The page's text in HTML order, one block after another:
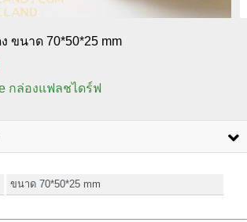
ขนาด 70*50*25 mm
กล่องแฟลชไดร์ฟ
ขนาด 70*50*25 mm